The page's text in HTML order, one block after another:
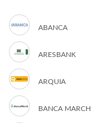
ABANCA
ARESBANK
ARQUIA
BANCA MARCH